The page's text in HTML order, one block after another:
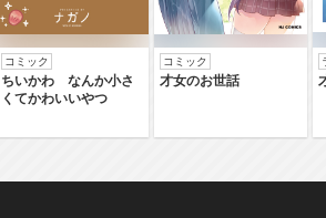
コミック
ちいかわ なんか小さ
くてかわいいやつ
コミック
才女のお世話